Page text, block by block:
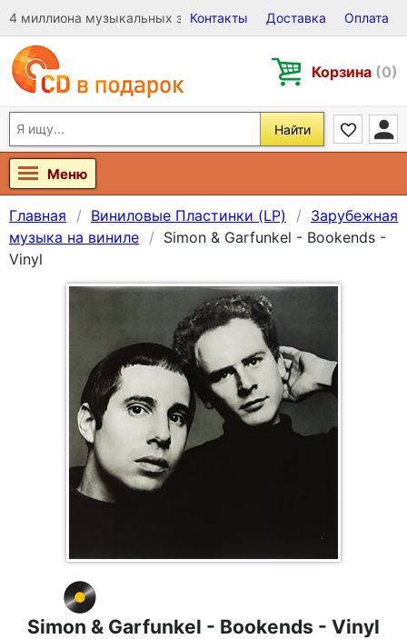
4 миллиона музыкальных записей на Виниле, CD и DVD
Контакты Доставка Оплата
Корзина (0)
Найти
Меню
Главная Виниловые Пластинки (LP)
Зарубежная
музыка на виниле
Simon & Garfunkel - Bookends -
Vinyl
Simon & Garfunkel - Bookends - Vinyl